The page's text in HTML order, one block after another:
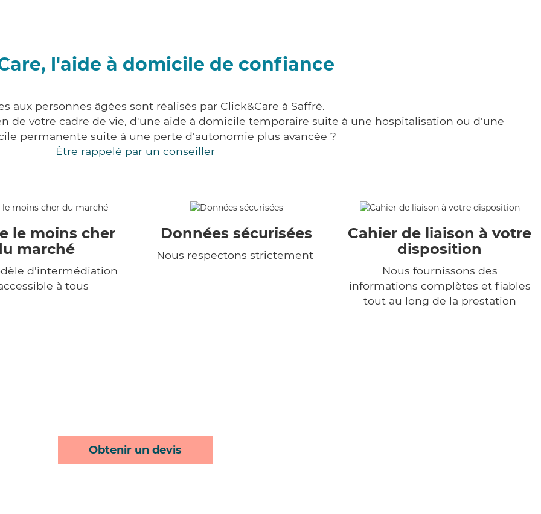
l'aide à domicile de confiance
aux personnes âgées sont réalisés par Click&Care à Saffré.
de votre cadre de vie, d'une aide à domicile temporaire suite à une hospitalisation ou d'une
permanente suite à une perte d'autonomie plus avancée ?
Être rappelé par un conseiller
le moins cher
marché
d'intermédiation
à tous
Données sécurisées
Nous respectons strictement
Cahier de liaison à votre
disposition
Nous fournissons des
informations complètes et fiables
tout au long de la prestation
Obtenir un devis